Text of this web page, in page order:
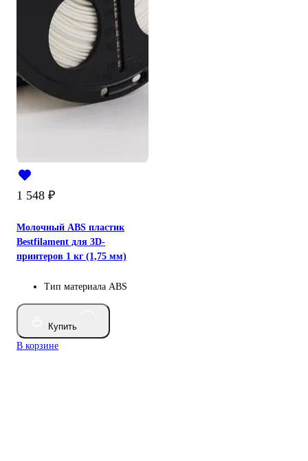
1 548 ₽
Молочный ABS пластик
Bestfilament для 3D-
принтеров 1 кг (1,75 мм)
Тип материала ABS
Купить
В корзине